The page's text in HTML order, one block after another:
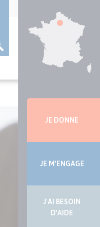
latéraleJE DONNE
JE M'ENGAGE
J'AI BESOIN
D'AIDE